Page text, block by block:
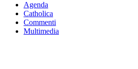
Agenda
Catholica
Commenti
Multimedia